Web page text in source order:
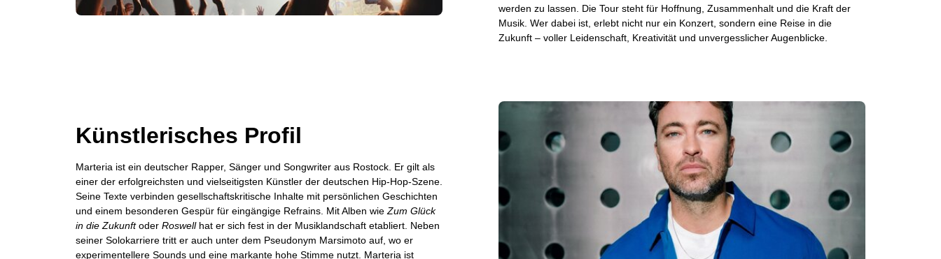
werden zu lassen. Die Tour steht für Hoffnung, Zusammenhalt und die Kraft der
Musik. Wer dabei ist, erlebt nicht nur ein Konzert, sondern eine Reise in die
Zukunft – voller Leidenschaft, Kreativität und unvergesslicher Augenblicke.
Künstlerisches Profil
Marteria ist ein deutscher Rapper, Sänger und Songwriter aus Rostock. Er gilt als
einer der erfolgreichsten und vielseitigsten Künstler der deutschen Hip-Hop-Szene.
Seine Texte verbinden gesellschaftskritische Inhalte mit persönlichen Geschichten
und einem besonderen Gespür für eingängige Refrains. Mit Alben wie Zum Glück
in die Zukunftoder Roswellhat er sich fest in der Musiklandschaft etabliert. Neben
seiner Solokarriere tritt er auch unter dem Pseudonym Marsimoto auf, wo er
experimentellere Sounds und eine markante hohe Stimme nutzt. Marteria ist